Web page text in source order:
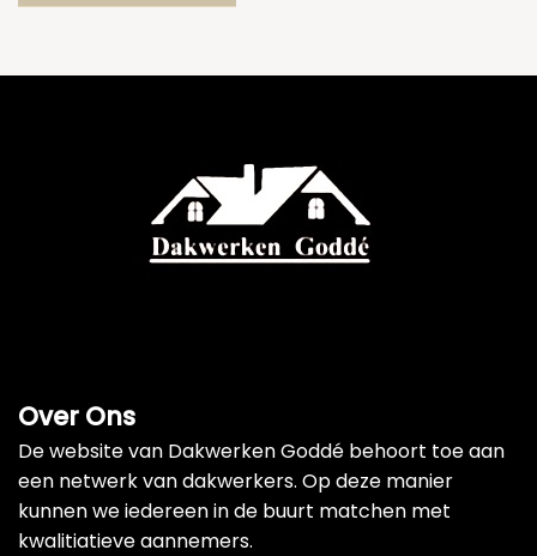
Over Ons
De website van Dakwerken Goddé behoort toe aan
een netwerk van dakwerkers. Op deze manier
kunnen we iedereen in de buurt matchen met
kwalitiatieve aannemers.